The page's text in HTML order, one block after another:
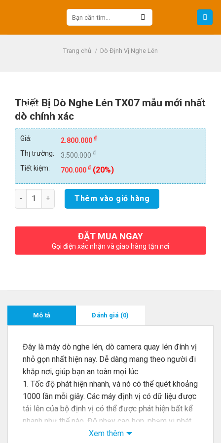
Tìm
kiếm:
Trang chủ / Dò Định Vị Nghe Lén
-20%
Thiết Bị Dò Nghe Lén TX07 mẫu mới nhất
dò chính xác
Giá: 2.800.000 ₫
Thị trường: 3.500.000₫
Tiết kiệm: 700.000 ₫ (20%)
Số lượng Thêm vào giỏ hàng
ĐẶT MUA NGAY
Gọi điện xác nhận và giao hàng tận nơi
Mô tả Đánh giá (0)
Đây là máy dò nghe lén, dò camera quay lén đính vị
nhỏ gọn nhất hiện nay. Dễ dàng mang theo người đi
khắp nơi, giúp bạn an toàn mọi lúc
1. Tốc độ phát hiện nhanh, và nó có thể quét khoảng
1000 lần mỗi giây. Các máy định vị có dữ liệu được
tải lên của bộ định vị có thể được phát hiện bất kể
nhanh như thế nào. Độ nhạy cao hơn, phạm vi phát
hiện rộng hơn và phát hiện chính xác các nguồn tín
Xem thêm